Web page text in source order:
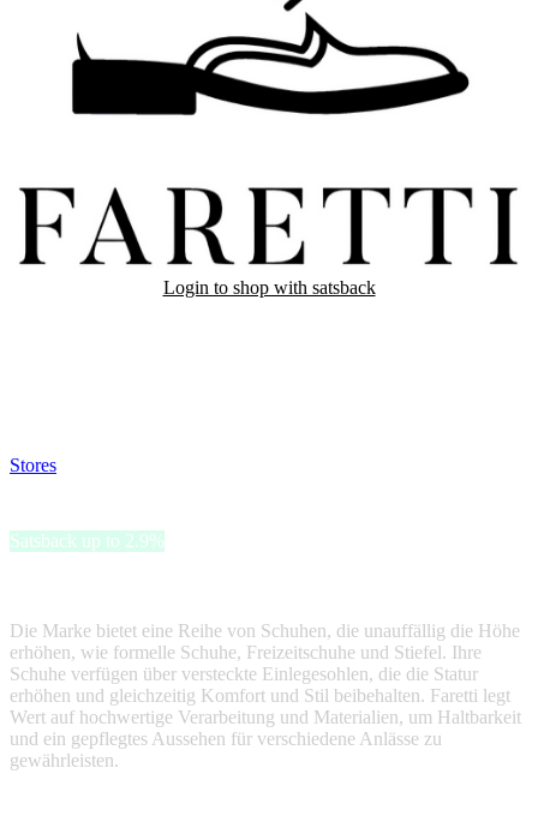
Login to shop with satsback
Stores
Satsback up to 2.9%
Die Marke bietet eine Reihe von Schuhen, die unauffällig die Höhe
erhöhen, wie formelle Schuhe, Freizeitschuhe und Stiefel. Ihre
Schuhe verfügen über versteckte Einlegesohlen, die die Statur
erhöhen und gleichzeitig Komfort und Stil beibehalten. Faretti legt
Wert auf hochwertige Verarbeitung und Materialien, um Haltbarkeit
und ein gepflegtes Aussehen für verschiedene Anlässe zu
gewährleisten.